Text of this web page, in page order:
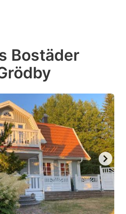
Bostäder